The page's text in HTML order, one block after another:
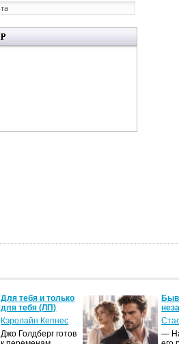
Для тебя и только
для тебя (ЛП)
Кэролайн Кепнес
Джо Голдберг готов
—